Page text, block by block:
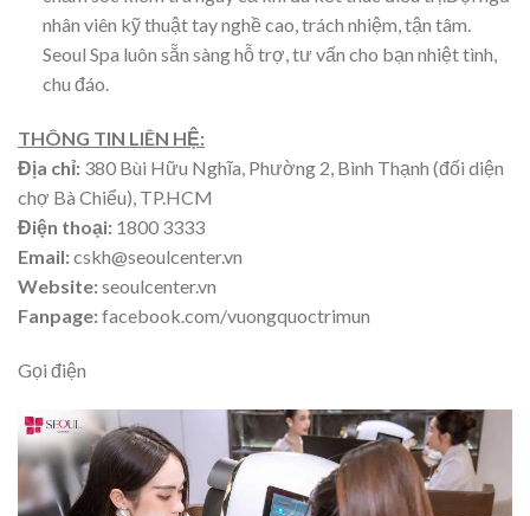
nhân viên kỹ thuật tay nghề cao, trách nhiệm, tận tâm.
Seoul Spa luôn sẵn sàng hỗ trợ, tư vấn cho bạn nhiệt tình,
chu đáo.
THÔNG TIN LIÊN HỆ:
Địa chỉ: 380 Bùi Hữu Nghĩa, Phường 2, Bình Thạnh (đối diện
chợ Bà Chiểu), TP.HCM
Điện thoại: 1800 3333
Email:cskh@seoulcenter.vn
Website:seoulcenter.vn
Fanpage:facebook.com/vuongquoctrimun
Gọi điện